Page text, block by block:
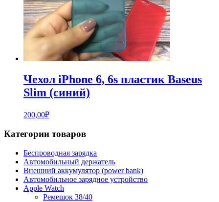
Чехол iPhone 6, 6s пластик Baseus
Slim (синий)
200,00₽
Категории товаров
Беспроводная зарядка
Автомобильный держатель
Внешний аккумулятор (power bank)
Автомобильное зарядное устройство
Apple Watch
Ремешок 38/40